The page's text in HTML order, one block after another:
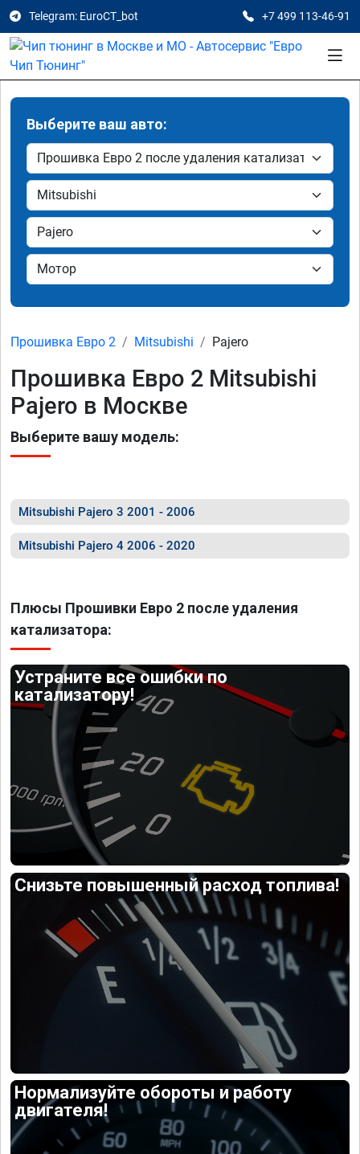
Telegram: EuroCT_bot +7 499 113-46-91
Выберите ваш авто:
Прошивка Евро 2 Mitsubishi Pajero
Прошивка Евро 2 Mitsubishi
Pajero в Москве
Выберите вашу модель:
Mitsubishi Pajero 3 2001 - 2006
Mitsubishi Pajero 4 2006 - 2020
Плюсы Прошивки Евро 2 после удаления
катализатора:
Устраните все ошибки по
катализатору!
Снизьте повышенный расход топлива!
Нормализуйте обороты и работу
двигателя!